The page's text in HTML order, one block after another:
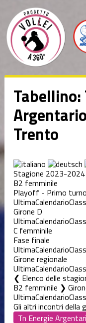
Tabellino:
Trento
Stagione 2023-2024
B2 femminile
Playoff - Primo turno
UltimaCalendario
Girone D
UltimaCalendario
C femminile
Fase finale
UltimaCalendario
Girone regionale
UltimaCalendario
Elenco delle
B2 femminile ❯
UltimaCalendario
Gli altri incontri della